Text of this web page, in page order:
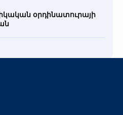
օրդինատուրայի